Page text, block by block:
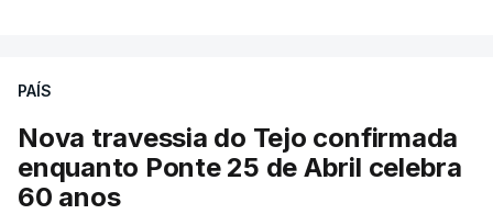
PAÍS
Nova travessia do Tejo confirmada
enquanto Ponte 25 de Abril celebra
60 anos